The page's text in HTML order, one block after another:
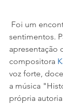
sentimentos.
apresentação
compositora
voz forte,
a música
própria